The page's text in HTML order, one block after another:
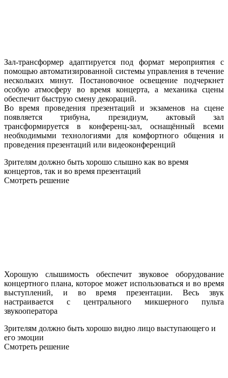
Зал-трансформер адаптируется под формат мероприятия с
помощью автоматизированной системы управления в течение
нескольких минут. Постановочное освещение подчеркнет
особую атмосферу во время концерта, а механика сцены
обеспечит быструю смену декораций.
Во время проведения презентаций и экзаменов на сцене
появляется трибуна, президиум, актовый зал
трансформируется в конференц-зал, оснащённый всеми
необходимыми технологиями для комфортного общения и
проведения презентаций или видеоконференций
Зрителям должно быть хорошо слышно как во время
концертов, так и во время презентаций
Смотреть решение
Хорошую слышимость обеспечит звуковое оборудование
концертного плана, которое может использоваться и во время
выступлений, и во время презентации. Весь звук
настраивается с центрального микшерного пульта
звукооператора
Зрителям должно быть хорошо видно лицо выступающего и
его эмоции
Смотреть решение